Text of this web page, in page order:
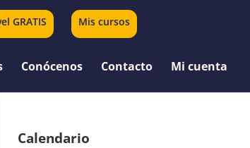
GRATIS Mis cursos
Conócenos Contacto Mi cuenta
Calendario